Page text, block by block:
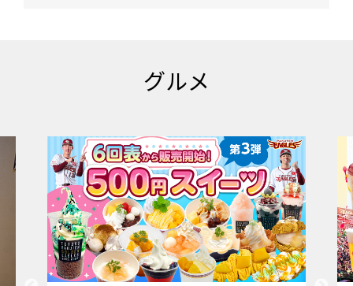
グルメ